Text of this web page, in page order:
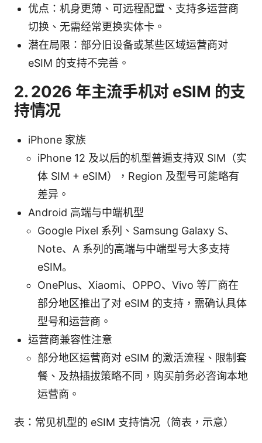
优点：机身更薄、可远程配置、支持多运营商
切换、无需经常更换实体卡。
潜在局限：部分旧设备或某些区域运营商对
eSIM 的支持不完善。
2. 2026 年主流手机对 eSIM 的支
持情况
iPhone 家族
iPhone 12 及以后的机型普遍支持双 SIM（实
体 SIM + eSIM），Region 及型号可能略有
差异。
Android 高端与中端机型
Google Pixel 系列、Samsung Galaxy S、
Note、A 系列的高端与中端型号大多支持
eSIM。
OnePlus、Xiaomi、OPPO、Vivo 等厂商在
部分地区推出了对 eSIM 的支持，需确认具体
型号和运营商。
运营商兼容性注意
部分地区运营商对 eSIM 的激活流程、限制套
餐、及热插拔策略不同，购买前务必咨询本地
运营商。
表：常见机型的 eSIM 支持情况（简表，示意）